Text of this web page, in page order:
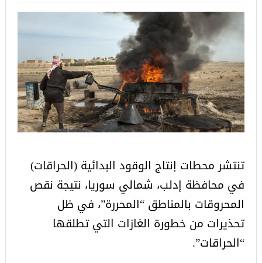
تنتشر محطات إنتاج الوقود البدائية (الحراقات)
في محافظة إدلب، شمالي سوريا، نتيجة نقص
المحروقات بالمناطق “المحررة”، في ظل
تحذيرات من خطورة الغازات التي تطلقها
“الحراقات”.